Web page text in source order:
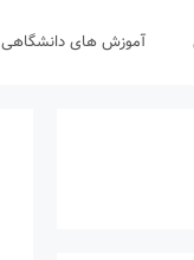
آموزش های دانشگاهی